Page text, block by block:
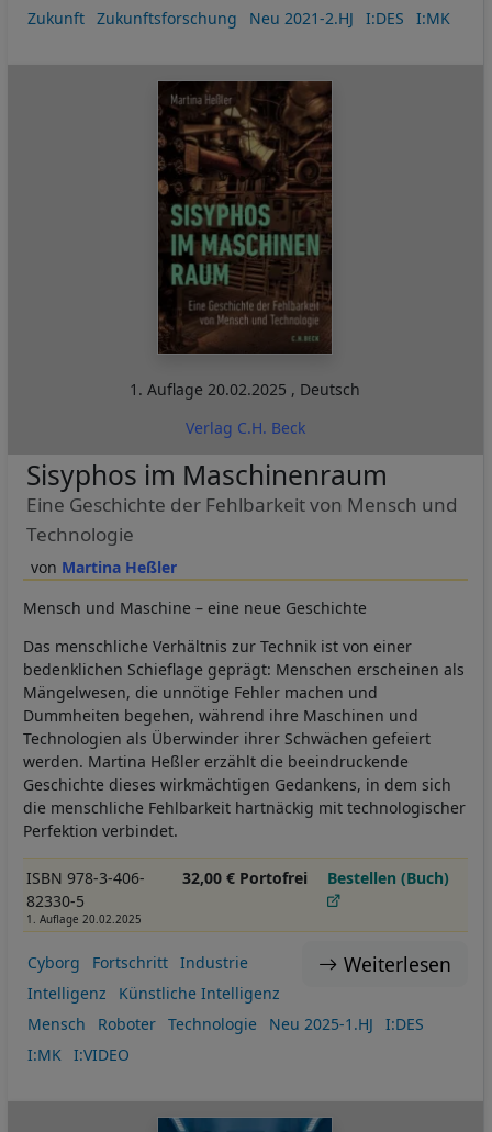
Zukunft Zukunftsforschung Neu 2021-2.HJ I:DES I:MK
1. Auflage 20.02.2025 , Deutsch
Verlag C.H. Beck
Martina Heßler
Sisyphos im Maschinenraum
Eine Geschichte der Fehlbarkeit von Mensch und
Technologie
Mensch und Maschine – eine neue Geschichte
Das menschliche Verhältnis zur Technik ist von einer
bedenklichen Schieflage geprägt: Menschen erscheinen als
Mängelwesen, die unnötige Fehler machen und
Dummheiten begehen, während ihre Maschinen und
Technologien als Überwinder ihrer Schwächen gefeiert
werden. Martina Heßler erzählt die beeindruckende
Geschichte dieses wirkmächtigen Gedankens, in dem sich
die menschliche Fehlbarkeit hartnäckig mit technologischer
Perfektion verbindet.
ISBN 978-3-406-
82330-5
1. Auflage 20.02.2025
32,00 € Portofrei Bestellen (Buch)
Weiterlesen
Cyborg Fortschritt
Industrie
Intelligenz
Künstliche Intelligenz
Mensch
Roboter Technologie Neu 2025-1.HJ
I:DES
I:MK
I:VIDEO